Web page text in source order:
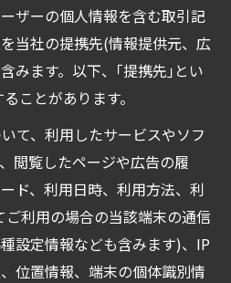
ザーの個人情報を含む取引記
当社の提携先(情報提供元、広
みます。以下、｢提携先｣とい
ことがあります。
て、利用したサービスやソフ
閲覧したページや広告の履
ド、利用日時、利用方法、利
利用の場合の当該端末の通信
設定情報なども含みます)、IP
位置情報、端末の個体識別情